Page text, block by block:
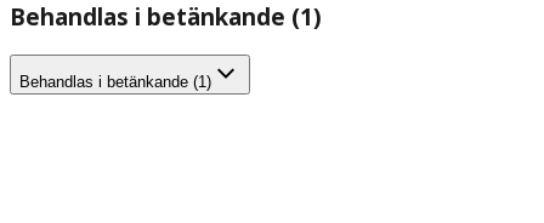
Behandlas i betänkande (1)
Behandlas i betänkande (1)